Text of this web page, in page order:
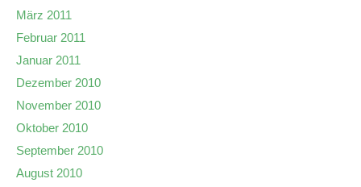
März 2011
Februar 2011
Januar 2011
Dezember 2010
November 2010
Oktober 2010
September 2010
August 2010